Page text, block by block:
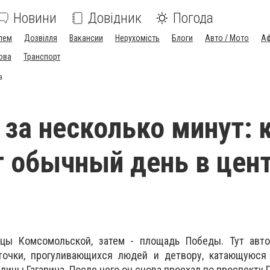
Новини Довідник Погода
Дозвілля Вакансии Нерухомість Блоги Авто / Мото
Транспорт
несколько минут:
обычный день в
Комсомольской, затем - площадь Победы. Тут
прогуливающихся людей и детвору,